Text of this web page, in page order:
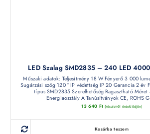
LED Szalag SMD2835 – 240 LED
Műszaki adatok: Teljesítmény 18 W Fényerő 3 000
Sugárzási szög 120 ° IP védettség IP 20 Garancia 2 év
típus SMD2835 Szerelhetőség Ragasztható
Energiaosztály A Tanúsítványok CE, ROHS
13 640 Ft (készletről érdeklődjön)
Kosárba teszem